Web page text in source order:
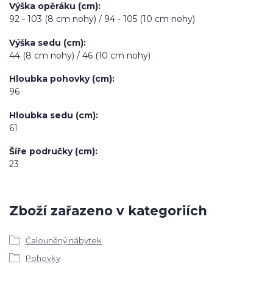
Výška opěráku (cm)
92 - 103 (8 cm nohy) / 94 - 105 (10 cm nohy)
Výška sedu (cm)
44 (8 cm nohy) / 46 (10 cm nohy)
Hloubka pohovky (cm)
96
Hloubka sedu (cm)
61
Šíře područky (cm)
23
Zboží zařazeno v kategoriích
Čalouněný nábytek
Pohovky